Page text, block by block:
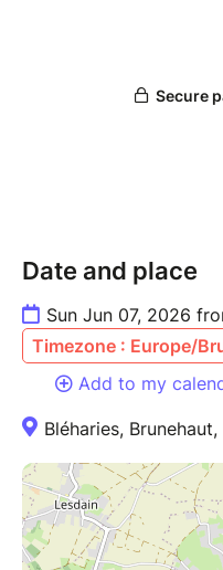
Date and place
Sun Jun 07, 2026
Timezone : Europe/
Add to my
Bléharies,